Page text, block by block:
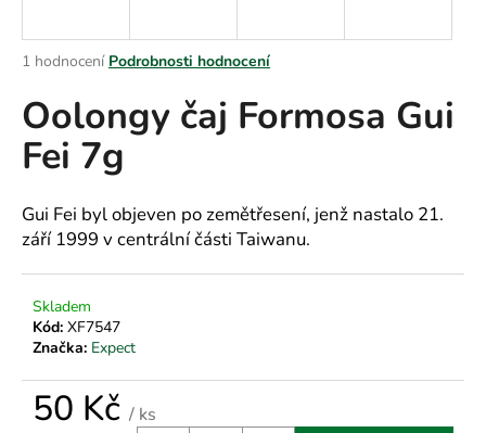
Průměrné
produktu
je
3,0
z
hvězdiček.
1 hodnocení Podrobnosti hodnocení
Oolongy čaj Formosa Gui
Fei 7g
Gui Fei byl objeven po zemětřesení, jenž nastalo 21.
září 1999 v centrální části Taiwanu.
Skladem
Kód: XF7547
Značka: Expect
50 Kč / ks
j
t
?
HLEDAT
D